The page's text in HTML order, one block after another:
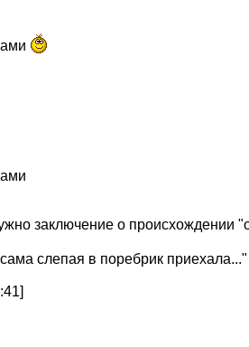
заключение о происхождении
слепая в поребрик приехала..."